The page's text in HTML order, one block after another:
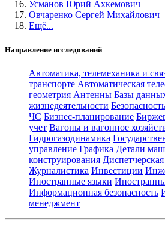
Усманов Юрий Ахкемович
Овчаренко Сергей Михайлович
Ещё...
Направление исследований
Автоматика, телемеханика и
транспорте Автоматическая
геометрия Антенны Базы
жизнедеятельности
ЧС Бизнес-планирование
учет Вагоны и вагонное
Гидрогазодинамика
управление Графика Детали
конструирования
Журналистика Инвестиции
Иностранные языки
Информационная безопасность
менеджмент